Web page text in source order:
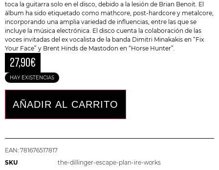
toca la guitarra solo en el disco, debido a la lesión de Brian Benoit. El
álbum ha sido etiquetado como mathcore, post-hardcore y metalcore,
incorporando una amplia variedad de influencias, entre las que se
incluye la música electrónica. El disco cuenta la colaboración de las
voces invitadas del ex vocalista de la banda Dimitri Minakakis en “Fix
Your Face” y Brent Hinds de Mastodon en “Horse Hunter”.
27,90€
HAY EXISTENCIAS
AÑADIR AL CARRITO
EAN: 781676517817
SKU
the-dillinger-escape-plan-ire-works